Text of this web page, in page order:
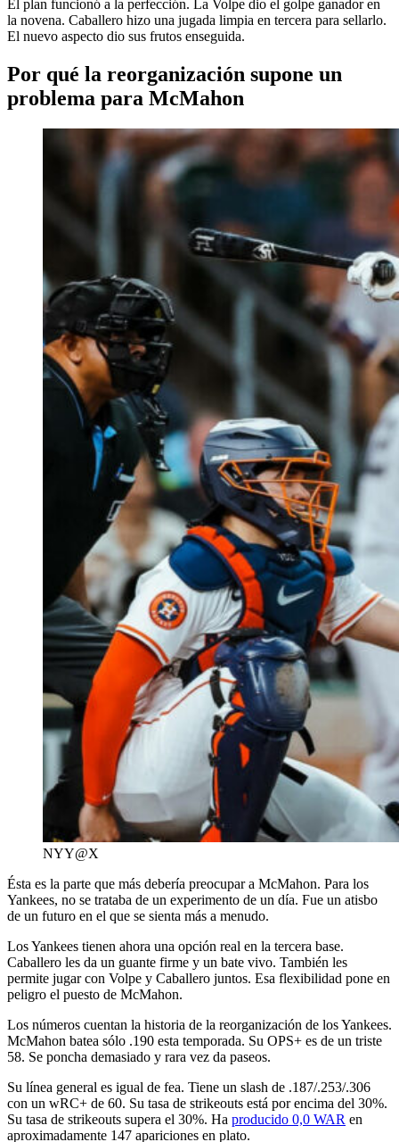
El plan funcionó a la perfección. La Volpe dio el golpe ganador en
la novena. Caballero hizo una jugada limpia en tercera para sellarlo.
El nuevo aspecto dio sus frutos enseguida.
Por qué la reorganización supone un
problema para McMahon
NYY@X
Ésta es la parte que más debería preocupar a McMahon. Para los
Yankees, no se trataba de un experimento de un día. Fue un atisbo
de un futuro en el que se sienta más a menudo.
Los Yankees tienen ahora una opción real en la tercera base.
Caballero les da un guante firme y un bate vivo. También les
permite jugar con Volpe y Caballero juntos. Esa flexibilidad pone en
peligro el puesto de McMahon.
Los números cuentan la historia de la reorganización de los Yankees.
McMahon batea sólo .190 esta temporada. Su OPS+ es de un triste
58. Se poncha demasiado y rara vez da paseos.
Su línea general es igual de fea. Tiene un slash de .187/.253/.306
con un wRC+ de 60. Su tasa de strikeouts está por encima del 30%.
Su tasa de strikeouts supera el 30%. Ha producido 0,0 WAR en
aproximadamente 147 apariciones en plato.